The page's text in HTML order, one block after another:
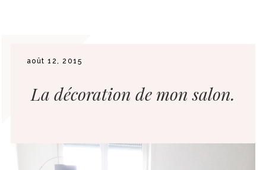
août 12, 2015
La décoration de mon salon.